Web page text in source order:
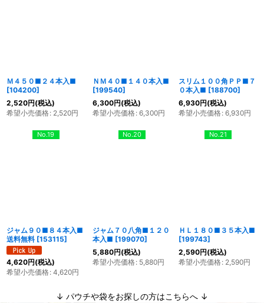
Ｍ４５０■２４本入■
[104200]
2,520円(税込)
希望小売価格: 2,520円
ＮＭ４０■１４０本入■
[199540]
6,300円(税込)
希望小売価格: 6,300円
スリム１００角ＰＰ■７
０本入■ [188700]
6,930円(税込)
希望小売価格: 6,930円
No.19
ジャム９０■８４本入■
送料無料 [153115]
4,620円(税込)
希望小売価格: 4,620円
No.20
ジャム７０八角■１２０
本入■ [199070]
5,880円(税込)
希望小売価格: 5,880円
No.21
ＨＬ１８０■３５本入■
[199743]
2,590円(税込)
希望小売価格: 2,590円
↓ パウチや袋をお探しの方はこちらへ ↓